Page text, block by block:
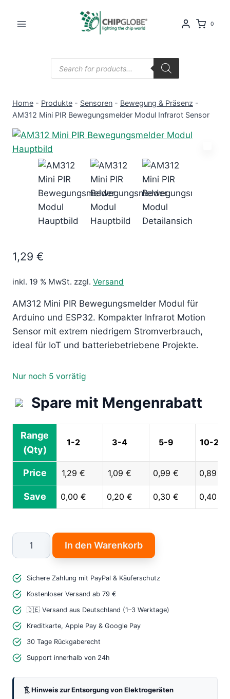
Inhalt
0
Products
search
Home - Produkte - Sensoren - Bewegung & Präsenz -
AM312 Mini PIR Bewegungsmelder Modul Infrarot Sensor
1,29 €
inkl. 19 % MwSt. zzgl. Versand
AM312 Mini PIR Bewegungsmelder Modul für
Arduino und ESP32. Kompakter Infrarot Motion
Sensor mit extrem niedrigem Stromverbrauch,
ideal für IoT und batteriebetriebene Projekte.
Nur noch 5 vorrätig
Spare mit Mengenrabatt
Range
(Qty)
1-2 3-4 5-9 10-24
Price 1,29 € 1,09 € 0,99 € 0,89
Save 0,00 € 0,20 € 0,30 € 0,40
AM312
Mini
Bewegungsmelder
Modul
Infrarot
Sensor
Menge
In den Warenkorb
Sichere Zahlung mit PayPal & Käuferschutz
Kostenloser Versand ab 79 €
🇩🇪 Versand aus Deutschland (1–3 Werktage)
Kreditkarte, Apple Pay & Google Pay
30 Tage Rückgaberecht
Support innerhalb von 24h
Hinweis zur Entsorgung von Elektrogeräten